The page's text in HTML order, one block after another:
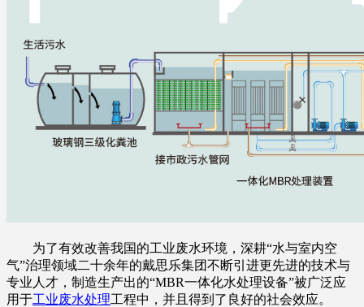
为了有效改善我国的工业废水环境，深耕“水与室内空
气”治理领域二十余年的戴思乐集团不断引进更先进的技术与
专业人才，制造生产出的“MBR一体化水处理设备”被广泛应
用于工业废水处理工程中，并且得到了良好的社会效应。